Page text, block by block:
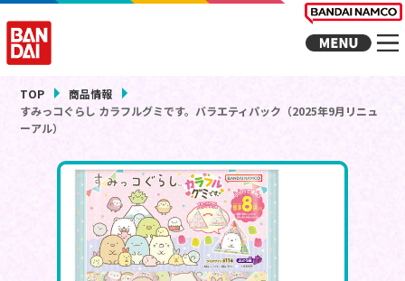
TOP
商品情報
すみっコぐらし カラフルグミです。バラエティパック（2025年9月リニュ
ーアル）